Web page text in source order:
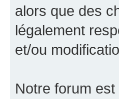
alors que des
légalement
et/ou
Notre forum est